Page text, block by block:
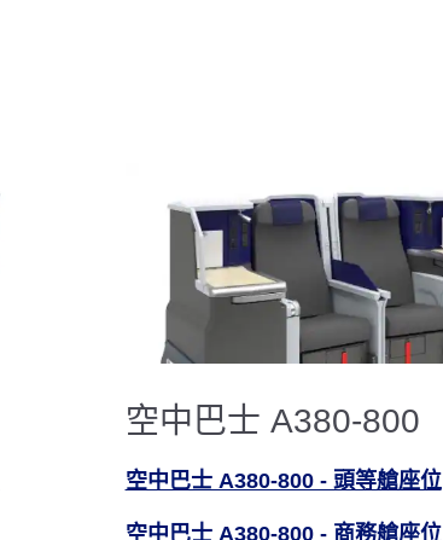
空中巴士 A380-800
空中巴士 A380-800 - 頭等艙座位
空中巴士 A380-800 - 商務艙座位